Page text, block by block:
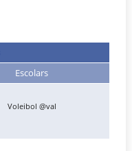
Escolars
Voleibol @val